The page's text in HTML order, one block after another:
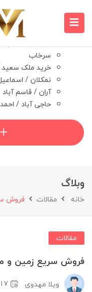
درخواست مشتری
خرید ویلا
سرخاب
خرید ملک سعید
نمکلان /
آران / قاسم آباد
حاجی آباد / احمد
وبلاگ
وبلاگ
خانه مقالات فروش
مقالات
فروش سریع زمین و
ویلا مهدوی 17 سپتامبر 2024